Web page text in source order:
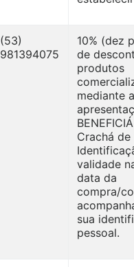
(53)
981394075
10% (dez
de
produtos
mediante a
Crachá de
validade
data da
compra/
sua
pessoal.